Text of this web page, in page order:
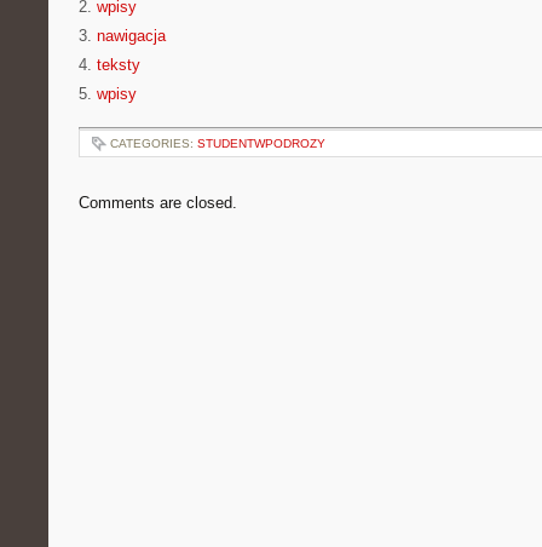
2. wpisy
3. nawigacja
4. teksty
5. wpisy
CATEGORIES: STUDENTWPODROZY
Comments are closed.